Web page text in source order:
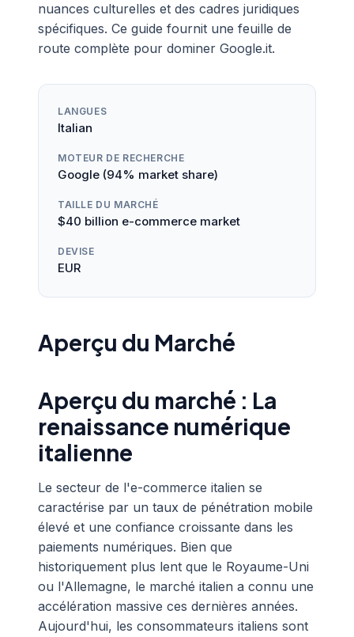
nuances culturelles et des cadres juridiques
spécifiques. Ce guide fournit une feuille de
route complète pour dominer Google.it.
LANGUES
Italian
MOTEUR DE RECHERCHE
Google (94% market share)
TAILLE DU MARCHÉ
$40 billion e-commerce market
DEVISE
EUR
Aperçu du Marché
Aperçu du marché : La
renaissance numérique
italienne
Le secteur de l'e-commerce italien se
caractérise par un taux de pénétration mobile
élevé et une confiance croissante dans les
paiements numériques. Bien que
historiquement plus lent que le Royaume-Uni
ou l'Allemagne, le marché italien a connu une
accélération massive ces dernières années.
Aujourd'hui, les consommateurs italiens sont